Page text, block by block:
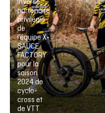
partenaire
privilégié
de
l’équipe X-
SAUCE
FACTORY
pour la
saison
2024 de
cyclo-
cross et
de VTT